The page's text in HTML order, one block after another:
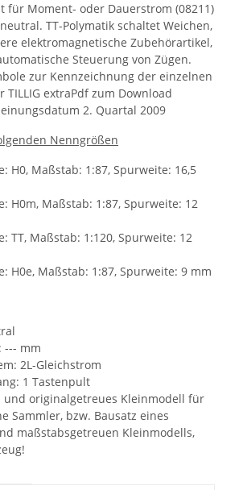
für Moment- oder Dauerstrom (08211)
TT-Polymatik schaltet Weichen,
elektromagnetische Zubehörartikel,
Steuerung von Zügen.
zur Kennzeichnung der einzelnen
extraPdf zum Download
2. Quartal 2009
Nenngrößen
H0, Maßstab: 1:87, Spurweite: 16,5
H0m, Maßstab: 1:87, Spurweite: 12
TT, Maßstab: 1:120, Spurweite: 12
H0e, Maßstab: 1:87, Spurweite: 9 mm
--- mm
2L-Gleichstrom
1 Tastenpult
und originalgetreues Kleinmodell für
Sammler, bzw. Bausatz eines
maßstabsgetreuen Kleinmodells,